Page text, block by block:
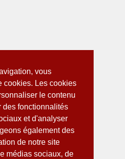
vous
cookies. Les cookies
le contenu
des fonctionnalités
et d'analyser
également des
de notre site
médias sociaux, de